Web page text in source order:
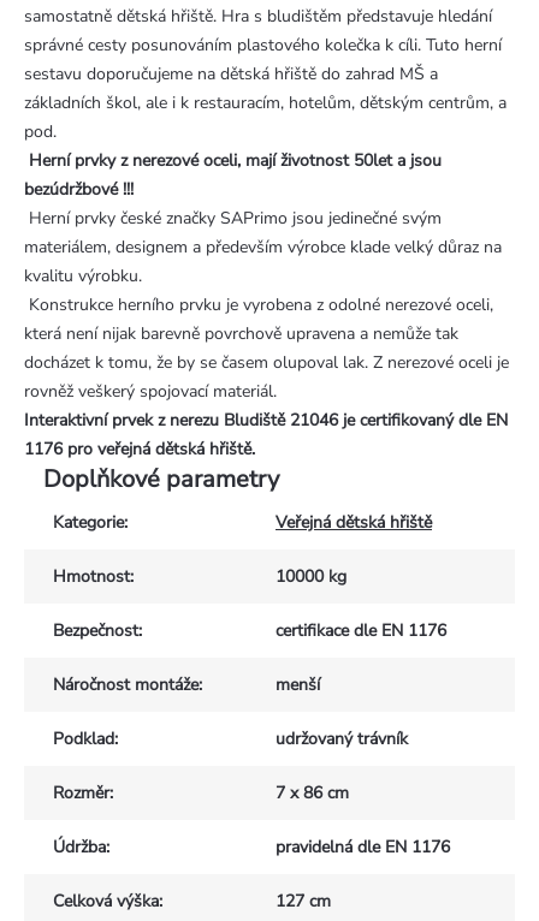
samostatně dětská hřiště. Hra s bludištěm představuje hledání
správné cesty posunováním plastového kolečka k cíli. Tuto herní
sestavu doporučujeme na dětská hřiště do zahrad MŠ a
základních škol, ale i k restauracím, hotelům, dětským centrům, a
pod.
Herní prvky z nerezové oceli, mají životnost 50let a jsou
bezúdržbové !!!
Herní prvky české značky SAPrimo jsou jedinečné svým
materiálem, designem a především výrobce klade velký důraz na
kvalitu výrobku.
Konstrukce herního prvku je vyrobena z odolné nerezové oceli,
která není nijak barevně povrchově upravena a nemůže tak
docházet k tomu, že by se časem olupoval lak. Z nerezové oceli je
rovněž veškerý spojovací materiál.
Interaktivní prvek z nerezu Bludiště 21046je certifikovaný dle EN
1176 pro veřejná dětská hřiště.
Doplňkové parametry
Kategorie: Veřejná dětská hřiště
Hmotnost: 10000 kg
Bezpečnost: certifikace dle EN 1176
Náročnost montáže: menší
Podklad: udržovaný trávník
Rozměr: 7 x 86 cm
Údržba: pravidelná dle EN 1176
Celková výška: 127 cm